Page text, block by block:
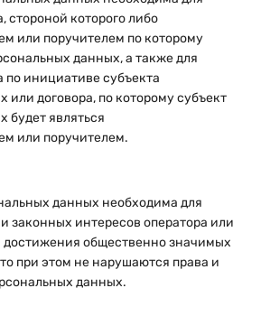
стороной которого либо
или поручителем по которому
данных, а также для
по инициативе субъекта
или договора, по которому субъект
будет являться
или поручителем.
данных необходима для
законных интересов оператора или
достижения общественно значимых
при этом не нарушаются права и
данных.